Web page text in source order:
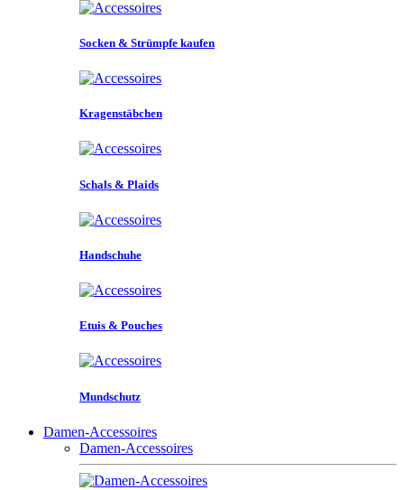
Socken & Strümpfe kaufen
Kragenstäbchen
Schals & Plaids
Handschuhe
Etuis & Pouches
Mundschutz
Damen-Accessoires
Damen-Accessoires